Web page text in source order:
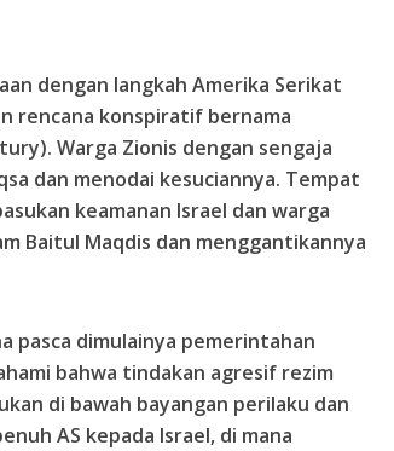
dengan langkah Amerika Serikat
rencana konspiratif bernama
Warga Zionis dengan sengaja
dan menodai kesuciannya. Tempat
keamanan Israel dan warga
Baitul Maqdis dan menggantikannya
pasca dimulainya pemerintahan
bahwa tindakan agresif rezim
di bawah bayangan perilaku dan
AS kepada Israel, di mana